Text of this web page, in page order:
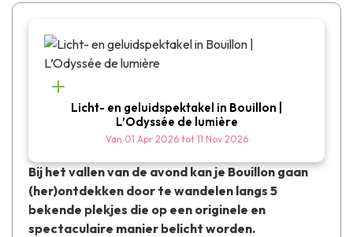
Licht- en geluidspektakel in Bouillon |
L’Odyssée de lumière
Van 01 Apr 2026 tot 11 Nov 2026
Bij het vallen van de avond kan je Bouillon gaan
(her)ontdekken door te wandelen langs 5
bekende plekjes die op een originele en
spectaculaire manier belicht worden.